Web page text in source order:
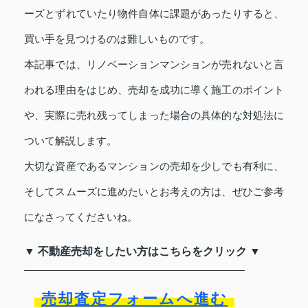
ーズとずれていたり物件自体に課題があったりすると、
買い手を見つけるのは難しいものです。
本記事では、リノベーションマンションが売れないと言
われる理由をはじめ、売却を成功に導く施工のポイント
や、実際に売れ残ってしまった場合の具体的な対処法に
ついて解説します。
大切な資産であるマンションの売却を少しでも有利に、
そしてスムーズに進めたいとお考えの方は、ぜひご参考
になさってくださいね。
▼ 不動産売却をしたい方はこちらをクリック ▼
売却査定フォームへ進む